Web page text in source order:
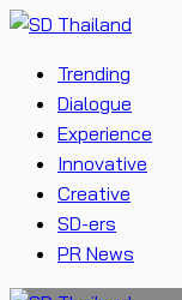
Trending
Dialogue
Experience
Innovative
Creative
SD-ers
PR News